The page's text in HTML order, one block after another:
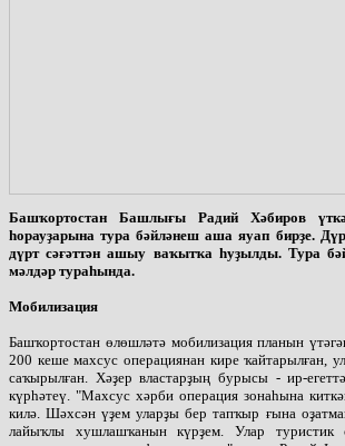
Башҡортостан Башлығы Радий Хәбиров
һорауҙарына тура бәйләнеш аша яуап бирҙе.
дүрт сәғәттән ашыу ваҡытҡа һуҙылды. Тура
мәлдәр тураһында.
Мобилизация
Башҡортостан өлөшләтә мобилизация планын
200 кеше махсус операциянан кире ҡайтарылған,
саҡырылған. Хәҙер властарҙың бурысы - ир-
күрһәтеү. "Махсус хәрби операция зонаһына
килә. Шәхсән үҙем уларҙы бер тапҡыр ғына
лайыҡлы хушлашҡанын күрҙем. Улар туристик